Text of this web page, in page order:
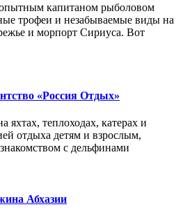
капитаном рыболовом
трофеи и незабываемые виды на
и морпорт Сириуса. Вот
«Россия Отдых»
яхтах, теплоходах, катерах и
отдыха детям и взрослым,
с дельфинами
Абхазии